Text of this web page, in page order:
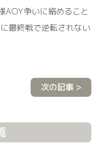
AOY争いに絡めること
最終戦で逆転されない
次の記事 >